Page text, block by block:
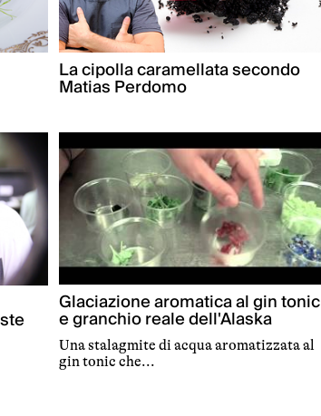
La cipolla caramellata secondo
Matias Perdomo
Glaciazione aromatica al gin tonic
e granchio reale dell'Alaska
Una stalagmite di acqua aromatizzata al
gin tonic che...